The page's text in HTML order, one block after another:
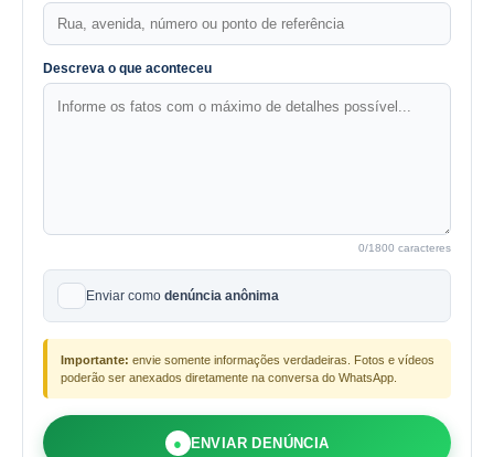
Descreva o que aconteceu
0/1800 caracteres
Enviar como denúncia anônima
Importante: envie somente informações verdadeiras. Fotos e vídeos
poderão ser anexados diretamente na conversa do WhatsApp.
● ENVIAR DENÚNCIA